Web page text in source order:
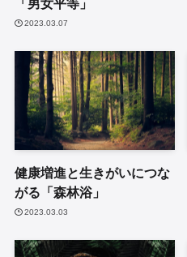
「男女平等」
2023.03.07
健康増進と生きがいにつな
がる「森林浴」
2023.03.03